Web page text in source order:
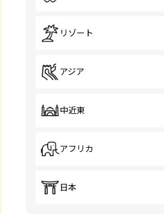
リゾート
アジア
中近東
アフリカ
日本